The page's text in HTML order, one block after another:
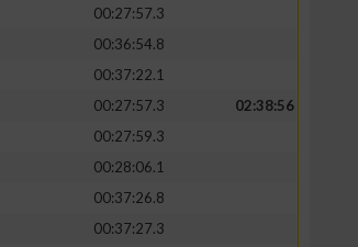
00:27:57.3
00:36:54.8
00:37:22.1
00:27:57.3
02:38:56
00:27:59.3
00:28:06.1
00:37:26.8
00:37:27.3